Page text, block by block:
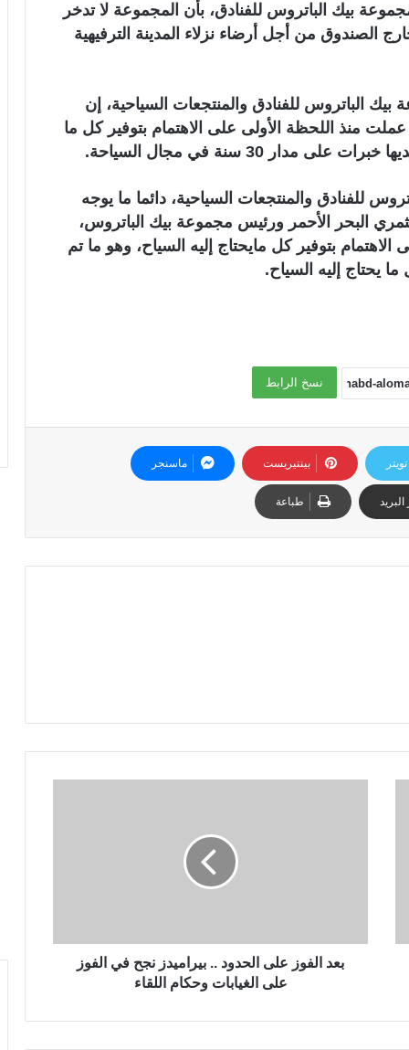
بيك الباتروس للفنادق، بأن المجموعة لا تدخر
الصندوق من أجل أرضاء نزلاء المدينة الترفيهية
الباتروس للفنادق والمنتجعات السياحية، إن
منذ اللحظة الأولى على الاهتمام بتوفير كل ما
30 سنة في مجال السياحة.
للفنادق والمنتجعات السياحية، دائما ما يوجه
البحر الأحمر ورئيس مجموعة بيك الباتروس،
بتوفير كل مايحتاج إليه السياح، وهو ما تم
يحتاج إليه السياح.
نسخ الرابط
تويتر بينتيريست ماسنجر
طباعة
بعد الفوز على الحدود .. بيراميدز نجح في الفوز
على الغيابات وحكام اللقاء